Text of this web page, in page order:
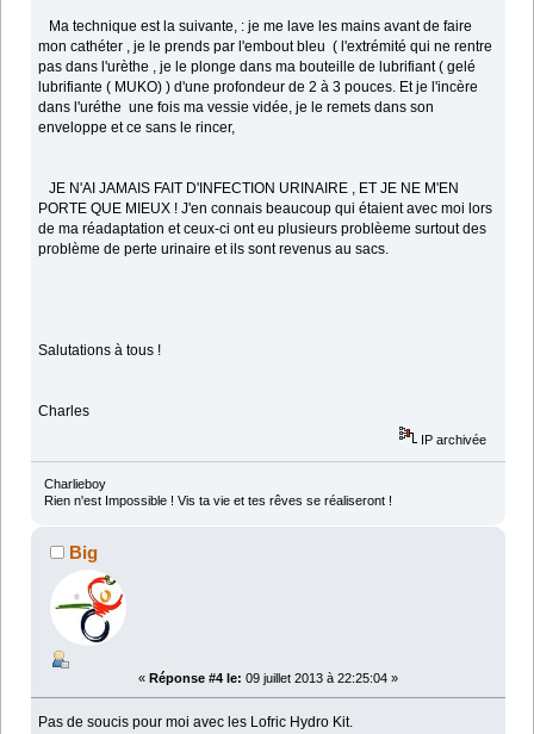
Ma technique est la suivante, : je me lave les mains avant de faire
mon cathéter , je le prends par l'embout bleu ( l'extrémité qui ne rentre
pas dans l'urèthe , je le plonge dans ma bouteille de lubrifiant ( gelé
lubrifiante ( MUKO) ) d'une profondeur de 2 à 3 pouces. Et je l'incère
dans l'uréthe une fois ma vessie vidée, je le remets dans son
enveloppe et ce sans le rincer,
JE N'AI JAMAIS FAIT D'INFECTION URINAIRE , ET JE NE M'EN
PORTE QUE MIEUX ! J'en connais beaucoup qui étaient avec moi lors
de ma réadaptation et ceux-ci ont eu plusieurs problèeme surtout des
problème de perte urinaire et ils sont revenus au sacs.
Salutations à tous !
Charles
IP archivée
Charlieboy
Rien n'est Impossible ! Vis ta vie et tes rêves se réaliseront !
Big
« Réponse #4 le: 09 juillet 2013 à 22:25:04 »
Pas de soucis pour moi avec les Lofric Hydro Kit.